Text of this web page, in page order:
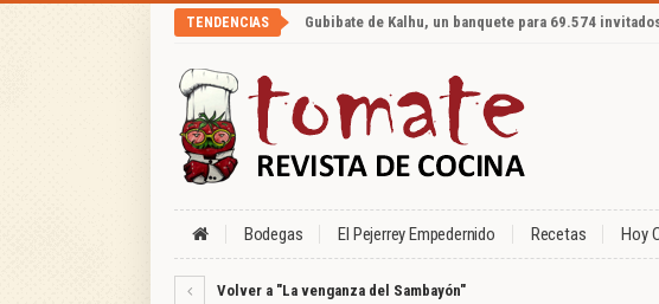
TENDENCIAS Gubibate de Kalhu, un banquete para 69.574
Bodegas El Pejerrey Empedernido Recetas Hoy
Volver a "La venganza del Sambayón"